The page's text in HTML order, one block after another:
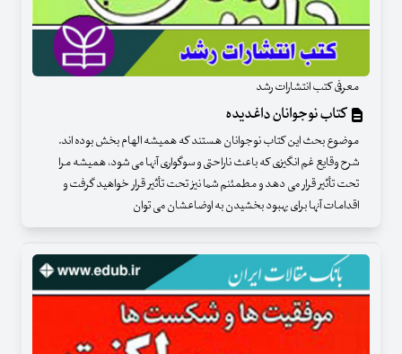
معرفی کتب انتشارات رشد
کتاب نوجوانان داغدیده
موضوع بحث این کتاب نوجوانان هستند که همیشه الهام بخش بوده اند.
شرح وقایع غم انگیزی که باعث ناراحتی و سوگواری آنها می شود، همیشه مرا
تحت تأثیر قرار می دهد و مطمئنم شما نیز تحت تأثیر قرار خواهید گرفت و
اقدامات آنها برای بهبود بخشیدن به اوضاعشان می توان